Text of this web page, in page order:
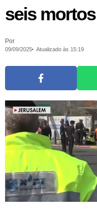
seis
Por
09/09/2025 Atualizado às 15:19